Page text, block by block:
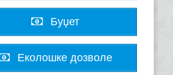
Буџет
Еколошке дозволе